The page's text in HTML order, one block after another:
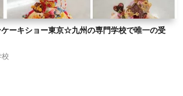
ケーキショー東京☆九州の専門学校で唯一の受
校